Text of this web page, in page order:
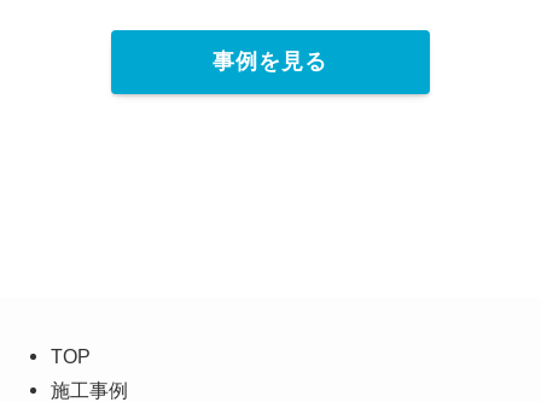
事例を見る
TOP
施工事例